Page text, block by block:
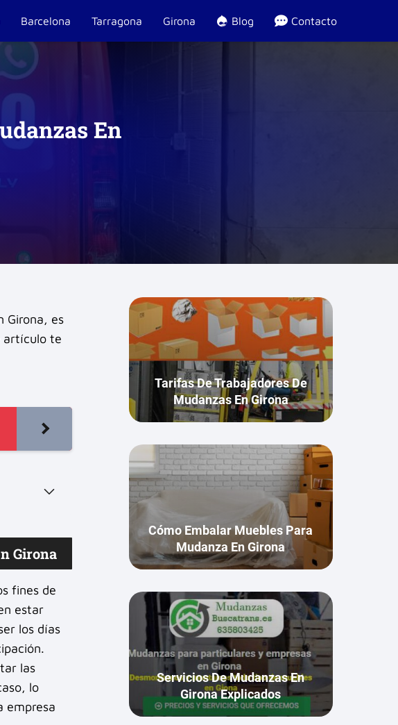
Barcelona Tarragona Girona Blog Contacto
En
Girona, es
artículo te
Girona
fines de
estar
los días
las
lo
empresa
Tarifas De Trabajadores De
Mudanzas En Girona
Cómo Embalar Muebles Para
Mudanza En Girona
Servicios De Mudanzas En
Girona Explicados